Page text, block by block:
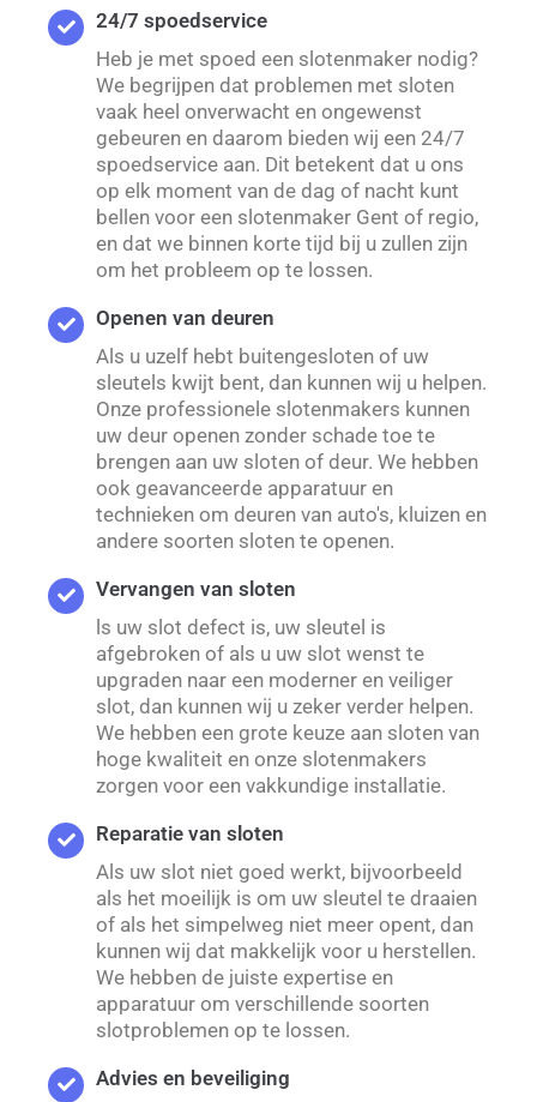
24/7 spoedservice
Heb je met spoed een slotenmaker nodig?
We begrijpen dat problemen met sloten
vaak heel onverwacht en ongewenst
gebeuren en daarom bieden wij een 24/7
spoedservice aan. Dit betekent dat u ons
op elk moment van de dag of nacht kunt
bellen voor een slotenmaker Gent of regio,
en dat we binnen korte tijd bij u zullen zijn
om het probleem op te lossen.
Openen van deuren
Als u uzelf hebt buitengesloten of uw
sleutels kwijt bent, dan kunnen wij u helpen.
Onze professionele slotenmakers kunnen
uw deur openen zonder schade toe te
brengen aan uw sloten of deur. We hebben
ook geavanceerde apparatuur en
technieken om deuren van auto's, kluizen en
andere soorten sloten te openen.
Vervangen van sloten
ls uw slot defect is, uw sleutel is
afgebroken of als u uw slot wenst te
upgraden naar een moderner en veiliger
slot, dan kunnen wij u zeker verder helpen.
We hebben een grote keuze aan sloten van
hoge kwaliteit en onze slotenmakers
zorgen voor een vakkundige installatie.
Reparatie van sloten
Als uw slot niet goed werkt, bijvoorbeeld
als het moeilijk is om uw sleutel te draaien
of als het simpelweg niet meer opent, dan
kunnen wij dat makkelijk voor u herstellen.
We hebben de juiste expertise en
apparatuur om verschillende soorten
slotproblemen op te lossen.
Advies en beveiliging